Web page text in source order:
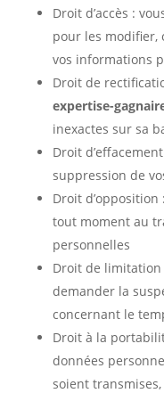
Droit d’accès :
pour les modifier,
vos informations
Droit de
expertise-
inexactes sur sa
Droit
suppression de
Droit
tout moment au
personnelles
Droit de
demander la
concernant le
Droit à la
données
soient